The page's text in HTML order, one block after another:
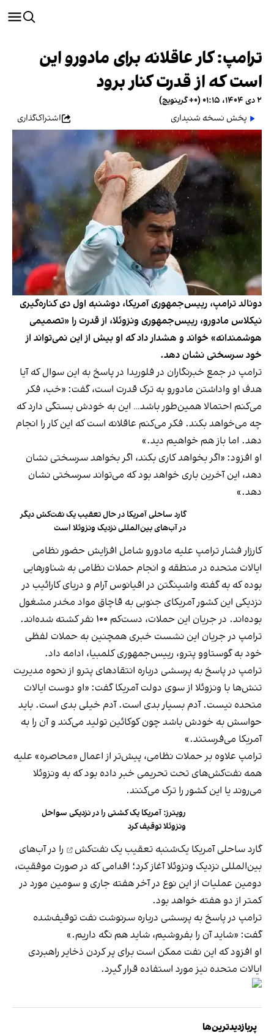
ترامپ: کار عاقلانه برای مادورو این
است که از قدرت کنار برود
۲ دی ۱۴۰۴، ۰۱:۱۵ (‎+۰ گرینویچ)
پخش نسخه شنیداری
اشتراک‌گذاری
دونالد ترامپ، رییس‌جمهوری آمریکا، دوشنبه اول دی کناره‌گیری
نیکلاس مادورو، رییس‌جمهوری ونزوئلا، از قدرت را «تصمیمی
هوشمندانه» خواند و هشدار داد که او بیش از این نمی‌تواند از
خود سرسختی نشان دهد.
ترامپ در جمع خبرنگاران در فلوریدا در پاسخ به این سوال که آیا
هدف او واداشتن مادورو به ترک قدرت است، گفت: «خب، فکر
می‌کنم احتمالا همین‌طور باشد… این به خودش بستگی دارد که
چه می‌خواهد بکند. فکر می‌کنم عاقلانه است که این کار را انجام
دهد. اما باز هم خواهیم دید.»
او افزود: «اگر بخواهد کاری بکند، اگر بخواهد سرسختی نشان
دهد، این آخرین باری خواهد بود که می‌تواند سرسختی نشان
دهد.»
گارد ساحلی آمریکا در حال تعقیب یک نفت‌کش دیگر
در آب‌های بین‌المللی نزدیک ونزوئلا است
کارزار فشار ترامپ علیه مادورو شامل افزایش حضور نظامی
ایالات متحده در منطقه و انجام حملات نظامی به شناورهایی
بوده که به گفته واشینگتن در اقیانوس آرام و دریای کارائیب در
نزدیکی این کشور آمریکای جنوبی به قاچاق مواد مخدر مشغول
بوده‌اند. در جریان این حملات، دست‌کم ۱۰۰ نفر کشته شده‌اند.
ترامپ در جریان این نشست خبری همچنین به حملات لفظی
خود به گوستاوو پترو، رییس‌جمهوری کلمبیا، ادامه داد.
ترامپ در پاسخ به پرسشی درباره انتقادهای پترو از نحوه مدیریت
تنش‌ها با ونزوئلا از سوی دولت آمریکا گفت: «او دوست ایالات
متحده نیست. آدم بسیار بدی است. آدم خیلی بدی است. باید
حواسش به خودش باشد چون کوکائین تولید می‌کند و آن را به
آمریکا می‌فرستند.»
ترامپ علاوه بر حملات نظامی، پیش‌تر از اعمال «محاصره» علیه
همه نفت‌کش‌های تحت تحریمی خبر داده بود که به ونزوئلا
می‌روند یا این کشور را ترک می‌کنند.
رویترز: آمریکا یک کشتی را در نزدیکی سواحل
ونزوئلا توقیف کرد
گارد ساحلی آمریکا یک‌شنبه تعقیب یک نفت‌کش
را در آب‌های
بین‌المللی نزدیک ونزوئلا آغاز کرد؛ اقدامی که در صورت موفقیت،
دومین عملیات از این نوع در آخر هفته جاری و سومین مورد در
کمتر از دو هفته خواهد بود.
ترامپ در پاسخ به پرسشی درباره سرنوشت نفت توقیف‌شده
گفت: «شاید آن را بفروشیم، شاید هم نگه داریم.»
او افزود که این نفت ممکن است برای پر کردن ذخایر راهبردی
ایالات متحده نیز مورد استفاده قرار گیرد.
پربازدیدترین‌ها